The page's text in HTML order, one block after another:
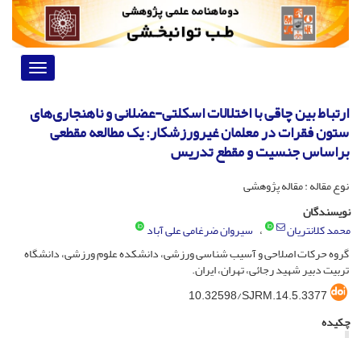
Toggle
ارتباط بین چاقی با اختلالات اسکلتی-عضلانی و ناهنجاری‌های
ستون فقرات در معلمان غیرورزشکار: یک مطالعه مقطعی
براساس جنسیت و مقطع تدریس
نوع مقاله : مقاله پژوهشی
نویسندگان
محمد کلانتریان
سیروان ضرغامی علی آباد
گروه حرکات اصلاحی و آسیب شناسی ورزشی، دانشکده علوم ورزشی، دانشگاه
تربیت دبیر شهید رجائی، تهران، ایران.
10.32598/SJRM.14.5.3377
چکیده